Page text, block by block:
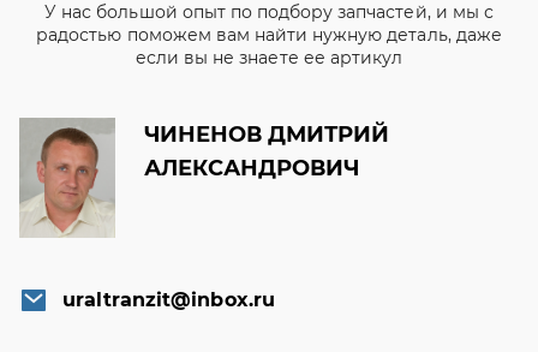
У нас большой опыт по подбору запчастей, и мы с
радостью поможем вам найти нужную деталь, даже
если вы не знаете ее артикул
ЧИНЕНОВ ДМИТРИЙ
АЛЕКСАНДРОВИЧ
uraltranzit@inbox.ru